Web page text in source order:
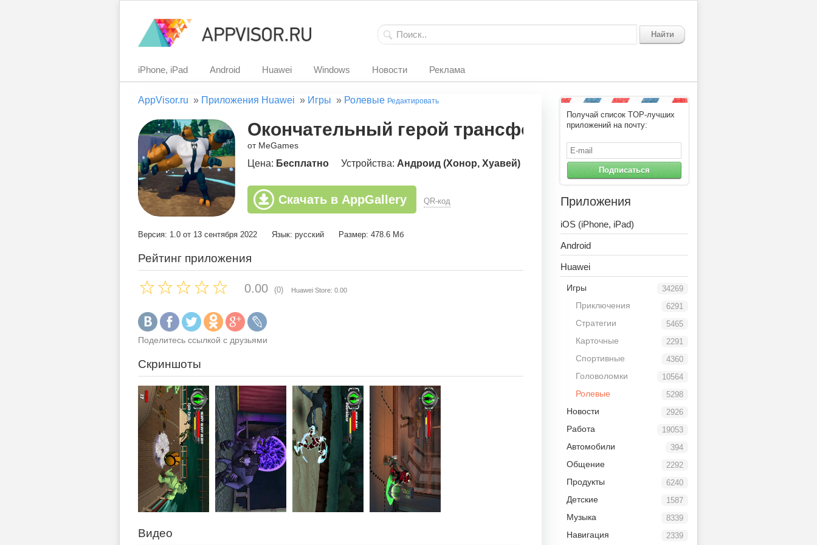
Найти
iPhone, iPad Android Huawei Windows Новости Реклама
AppVisor.ru » Приложения Huawei » Игры » Ролевые Редактировать
Окончательный герой трансформации
от MeGames
Цена: Бесплатно Устройства: Андроид (Хонор, Хуавей)
Скачать в AppGallery QR-код
Версия: 1.0 от 13 сентября 2022 Язык: русский Размер: 478.6 Мб
Рейтинг приложения
0.00 (0) Huawei Store: 0.00
Поделитесь ссылкой с друзьями
Скриншоты
Видео
Получай список TOP-лучших
приложений на почту:
Подписаться
Приложения
iOS (iPhone, iPad)
Android
Huawei
34269
Игры
6291
Приключения
5465
Стратегии
2291
Карточные
4360
Спортивные
10564
Головоломки
5298
Ролевые
2926
Новости
19053
Работа
394
Автомобили
2292
Общение
6240
Продукты
1587
Детские
8339
Музыка
2339
Навигация